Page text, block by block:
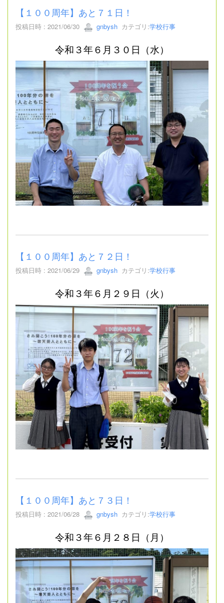
【１００周年】あと７１日！
投稿日時 : 2021/06/30 gnbysh カテゴリ:学校行事
令和３年６月３０日（水）
【１００周年】あと７２日！
投稿日時 : 2021/06/29 gnbysh カテゴリ:学校行事
令和３年６月２９日（火）
【１００周年】あと７３日！
投稿日時 : 2021/06/28 gnbysh カテゴリ:学校行事
令和３年６月２８日（月）